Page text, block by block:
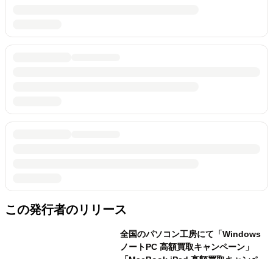
この発行者のリリース
全国のパソコン工房にて「Windows
ノートPC 高額買取キャンペーン」